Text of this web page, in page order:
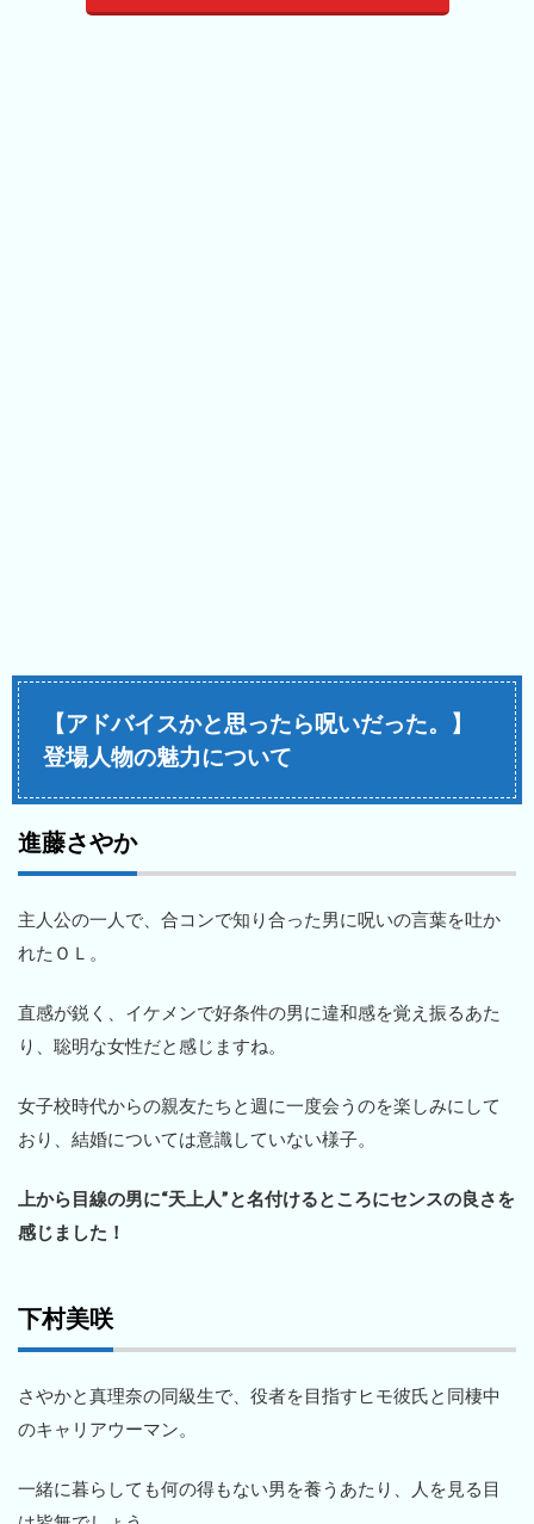
【アドバイスかと思ったら呪いだった。】
登場人物の魅力について
進藤さやか
主人公の一人で、合コンで知り合った男に呪いの言葉を吐か
れたＯＬ。
直感が鋭く、イケメンで好条件の男に違和感を覚え振るあた
り、聡明な女性だと感じますね。
女子校時代からの親友たちと週に一度会うのを楽しみにして
おり、結婚については意識していない様子。
上から目線の男に“天上人”と名付けるところにセンスの良さを
感じました！
下村美咲
さやかと真理奈の同級生で、役者を目指すヒモ彼氏と同棲中
のキャリアウーマン。
一緒に暮らしても何の得もない男を養うあたり、人を見る目